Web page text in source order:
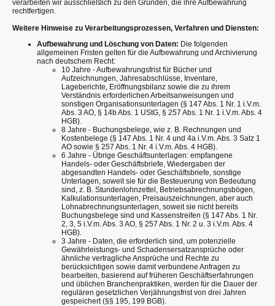
verarbeiten wir ausschließlich zu den Gründen, die ihre Aufbewahrung
rechtfertigen.
Weitere Hinweise zu Verarbeitungsprozessen, Verfahren und Diensten:
Aufbewahrung und Löschung von Daten: Die folgenden
allgemeinen Fristen gelten für die Aufbewahrung und Archivierung
nach deutschem Recht:
10 Jahre - Aufbewahrungsfrist für Bücher und
Aufzeichnungen, Jahresabschlüsse, Inventare,
Lageberichte, Eröffnungsbilanz sowie die zu ihrem
Verständnis erforderlichen Arbeitsanweisungen und
sonstigen Organisationsunterlagen (§ 147 Abs. 1 Nr. 1 i.V.m.
Abs. 3 AO, § 14b Abs. 1 UStG, § 257 Abs. 1 Nr. 1 i.V.m. Abs. 4
HGB).
8 Jahre - Buchungsbelege, wie z. B. Rechnungen und
Kostenbelege (§ 147 Abs. 1 Nr. 4 und 4a i.V.m. Abs. 3 Satz 1
AO sowie § 257 Abs. 1 Nr. 4 i.V.m. Abs. 4 HGB).
6 Jahre - Übrige Geschäftsunterlagen: empfangene
Handels- oder Geschäftsbriefe, Wiedergaben der
abgesandten Handels- oder Geschäftsbriefe, sonstige
Unterlagen, soweit sie für die Besteuerung von Bedeutung
sind, z. B. Stundenlohnzettel, Betriebsabrechnungsbögen,
Kalkulationsunterlagen, Preisauszeichnungen, aber auch
Lohnabrechnungsunterlagen, soweit sie nicht bereits
Buchungsbelege sind und Kassenstreifen (§ 147 Abs. 1 Nr.
2, 3, 5 i.V.m. Abs. 3 AO, § 257 Abs. 1 Nr. 2 u. 3 i.V.m. Abs. 4
HGB).
3 Jahre - Daten, die erforderlich sind, um potenzielle
Gewährleistungs- und Schadensersatzansprüche oder
ähnliche vertragliche Ansprüche und Rechte zu
berücksichtigen sowie damit verbundene Anfragen zu
bearbeiten, basierend auf früheren Geschäftserfahrungen
und üblichen Branchenpraktiken, werden für die Dauer der
regulären gesetzlichen Verjährungsfrist von drei Jahren
gespeichert (§§ 195, 199 BGB).